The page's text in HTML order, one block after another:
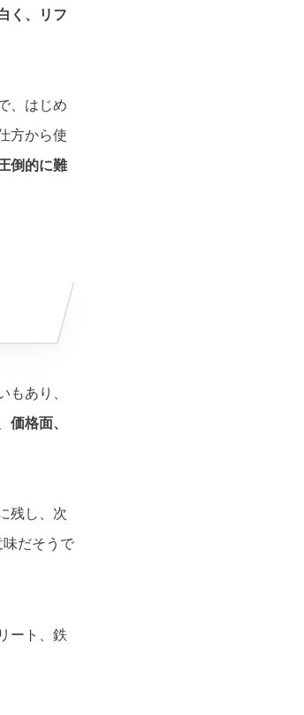
く、リフ
、はじめ
方から使
倒的に難
あり、
価格面、
残し、次
だそうで
ート、鉄